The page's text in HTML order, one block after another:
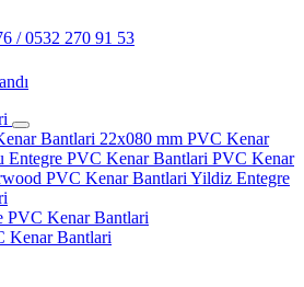
/ 0532 270 91 53
Bantlari 22x080 mm PVC Kenar
Entegre PVC Kenar Bantlari PVC Kenar
PVC Kenar Bantlari Yildiz Entegre
PVC Kenar Bantlari
Kenar Bantlari